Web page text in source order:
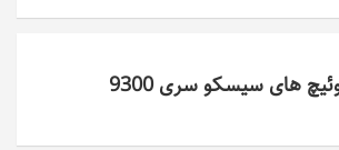
های سیسکو سری 9300